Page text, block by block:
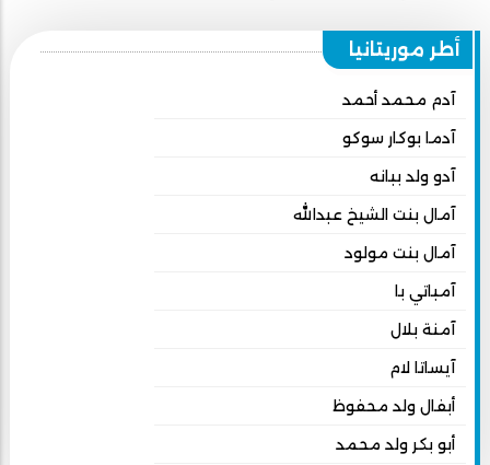
أطر موريتانيا
آدم محمد أحمد
آدما بوكار سوكو
آدو ولد ببانه
آمال بنت الشيخ عبدالله
آمال بنت مولود
آمباتي با
آمنة بلال
آيساتا لام
أبفال ولد محفوظ
أبو بكر ولد محمد